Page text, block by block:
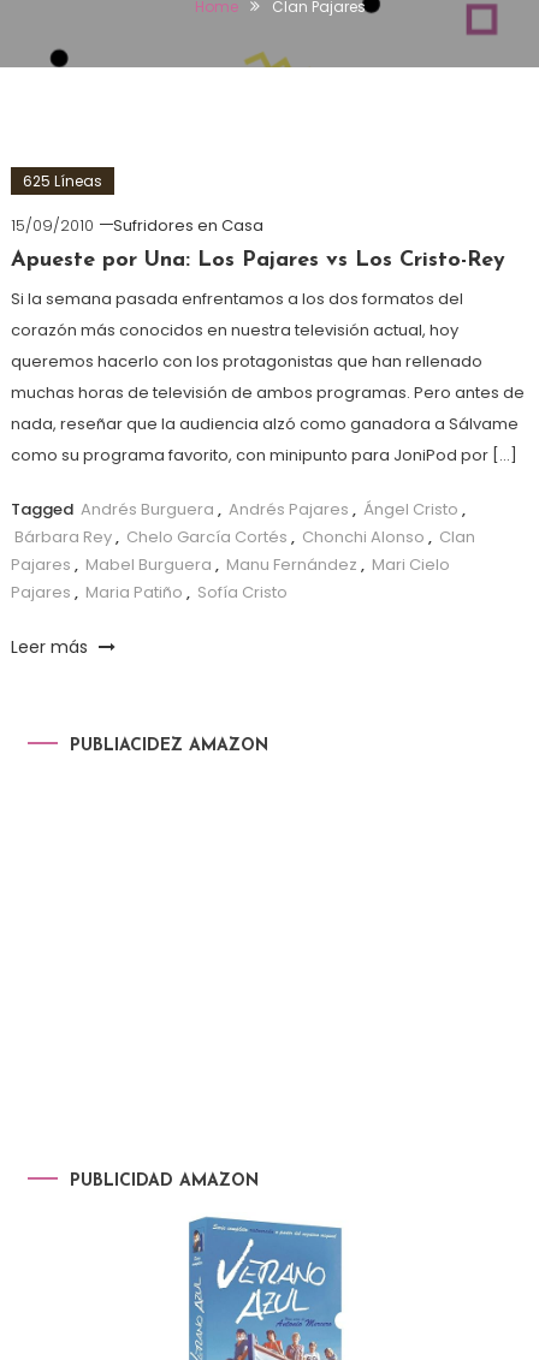
Home Clan Pajares
625 Líneas
15/09/2010
Sufridores en Casa
Apueste por Una: Los Pajares vs Los Cristo-Rey
Si la semana pasada enfrentamos a los dos formatos del
corazón más conocidos en nuestra televisión actual, hoy
queremos hacerlo con los protagonistas que han rellenado
muchas horas de televisión de ambos programas. Pero antes de
nada, reseñar que la audiencia alzó como ganadora a Sálvame
como su programa favorito, con minipunto para JoniPod por […]
Tagged Andrés Burguera , Andrés Pajares , Ángel Cristo ,
Bárbara Rey, Chelo García Cortés , Chonchi Alonso , Clan
Pajares , Mabel Burguera , Manu Fernández , Mari Cielo
Pajares , Maria Patiño , Sofía Cristo
Leer más
PUBLIACIDEZ AMAZON
PUBLICIDAD AMAZON